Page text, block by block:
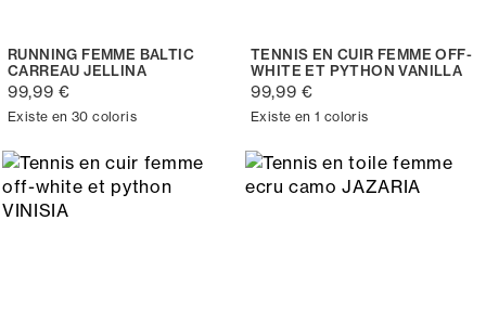
RUNNING FEMME BALTIC
CARREAU JELLINA
99,99 €
Existe en 30 coloris
TENNIS EN CUIR FEMME OFF-
WHITE ET PYTHON VANILLA
99,99 €
Existe en 1 coloris